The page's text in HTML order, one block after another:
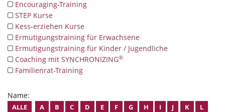
Encouraging-Training
STEP Kurse
Kess-erziehen Kurse
Ermutigungstraining für Erwachsene
Ermutigungstraining für Kinder / Jugendliche
Coaching mit SYNCHRONIZING®
Familienrat-Training
Name:
ALLE A B C D E F G H I J K
L